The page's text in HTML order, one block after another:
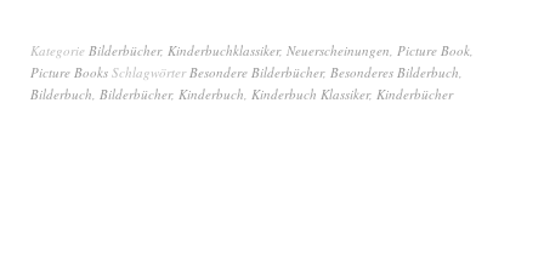
Kategorie Bilderbücher, Kinderbuchklassiker, Neuerscheinungen, Picture Book,
Picture Books SchlagwörterBesondere Bilderbücher, Besonderes Bilderbuch,
Bilderbuch, Bilderbücher, Kinderbuch, Kinderbuch Klassiker, Kinderbücher